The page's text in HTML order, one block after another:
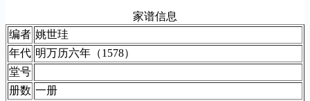
家谱信息
编者 姚世珪
年代 明万历六年（1578）
堂号
册数 一册